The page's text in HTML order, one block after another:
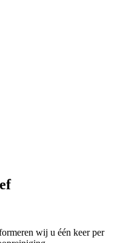
wij u één keer per